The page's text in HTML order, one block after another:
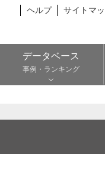
ヘルプ サイトマ
データベース
事例・ランキング